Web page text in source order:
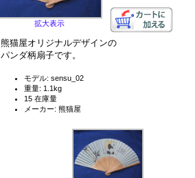
拡大表示
熊猫屋オリジナルデザインの
パンダ柄扇子です。
モデル: sensu_02
重量: 1.1kg
15 在庫量
メーカー: 熊猫屋